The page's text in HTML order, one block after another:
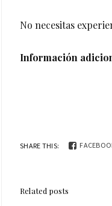
No necesitas
Información
SHARE THIS:
Related posts